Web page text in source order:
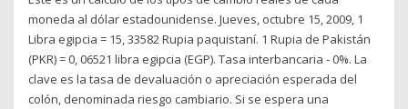
moneda al dólar estadounidense. Jueves, octubre 15, 2009, 1
Libra egipcia = 15, 33582 Rupia paquistaní. 1 Rupia de Pakistán
(PKR) = 0, 06521 libra egipcia (EGP). Tasa interbancaria - 0%. La
clave es la tasa de devaluación o apreciación esperada del
colón, denominada riesgo cambiario. Si se espera una